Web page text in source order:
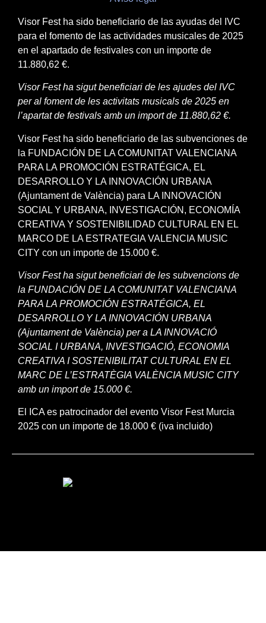
Visor Fest ha sido beneficiario de las ayudas del IVC
para el fomento de las actividades musicales de 2025
en el apartado de festivales con un importe de
11.880,62 €.
Visor Fest ha sigut beneficiari de les ajudes del IVC
per al foment de les activitats musicals de 2025 en
l’apartat de festivals amb un import de 11.880,62 €.
Visor Fest ha sido beneficiario de las subvenciones de
la FUNDACIÓN DE LA COMUNITAT VALENCIANA
PARA LA PROMOCIÓN ESTRATÉGICA, EL
DESARROLLO Y LA INNOVACIÓN URBANA
(Ajuntament de València) para LA INNOVACIÓN
SOCIAL Y URBANA, INVESTIGACIÓN, ECONOMÍA
CREATIVA Y SOSTENIBILIDAD CULTURAL EN EL
MARCO DE LA ESTRATEGIA VALENCIA MUSIC
CITY con un importe de 15.000 €.
Visor Fest ha sigut beneficiari de les subvencions de
la FUNDACIÓN DE LA COMUNITAT VALENCIANA
PARA LA PROMOCIÓN ESTRATÉGICA, EL
DESARROLLO Y LA INNOVACIÓN URBANA
(Ajuntament de València) per a LA INNOVACIÓ
SOCIAL I URBANA, INVESTIGACIÓ, ECONOMIA
CREATIVA I SOSTENIBILITAT CULTURAL EN EL
MARC DE L’ESTRATÈGIA VALÈNCIA MUSIC CITY
amb un import de 15.000 €.
El ICA es patrocinador del evento Visor Fest Murcia
2025 con un importe de 18.000 € (iva incluido)